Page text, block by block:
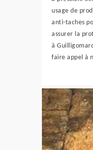
usage de
anti-taches
assurer la
à
faire appel à